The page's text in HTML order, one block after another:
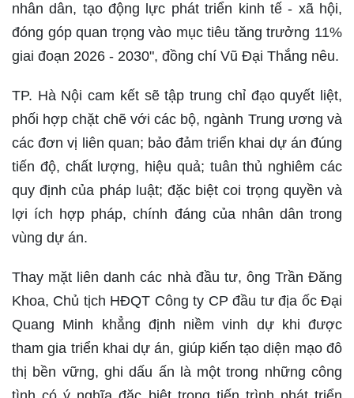
nhân dân, tạo động lực phát triển kinh tế - xã hội,
đóng góp quan trọng vào mục tiêu tăng trưởng 11%
giai đoạn 2026 - 2030", đồng chí Vũ Đại Thắng nêu.
TP. Hà Nội cam kết sẽ tập trung chỉ đạo quyết liệt,
phối hợp chặt chẽ với các bộ, ngành Trung ương và
các đơn vị liên quan; bảo đảm triển khai dự án đúng
tiến độ, chất lượng, hiệu quả; tuân thủ nghiêm các
quy định của pháp luật; đặc biệt coi trọng quyền và
lợi ích hợp pháp, chính đáng của nhân dân trong
vùng dự án.
Thay mặt liên danh các nhà đầu tư, ông Trần Đăng
Khoa, Chủ tịch HĐQT Công ty CP đầu tư địa ốc Đại
Quang Minh khẳng định niềm vinh dự khi được
tham gia triển khai dự án, giúp kiến tạo diện mạo đô
thị bền vững, ghi dấu ấn là một trong những công